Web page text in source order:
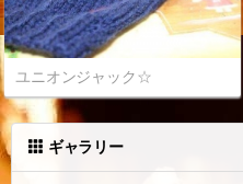
ユニオンジャック☆
ギャラリー